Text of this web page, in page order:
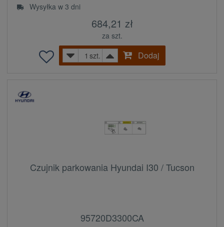
Wysyłka w 3 dni
684,21 zł
za szt.
szt.
Dodaj
Czujnik parkowania Hyundai I30 / Tucson
95720D3300CA